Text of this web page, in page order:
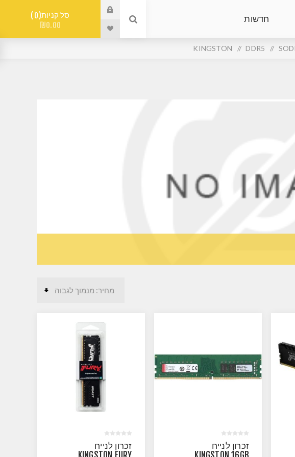
חדשות סל קניות 0
₪0.00
/
DDR5
/
KINGSTON
זכרון לנייח
זכרון לנייח